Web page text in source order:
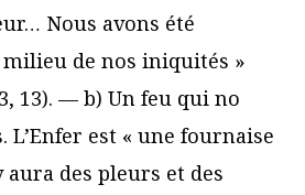
Nous avons été
de nos iniquités »
13). — b) Un feu qui no
L’Enfer est « une fournaise
des pleurs et des